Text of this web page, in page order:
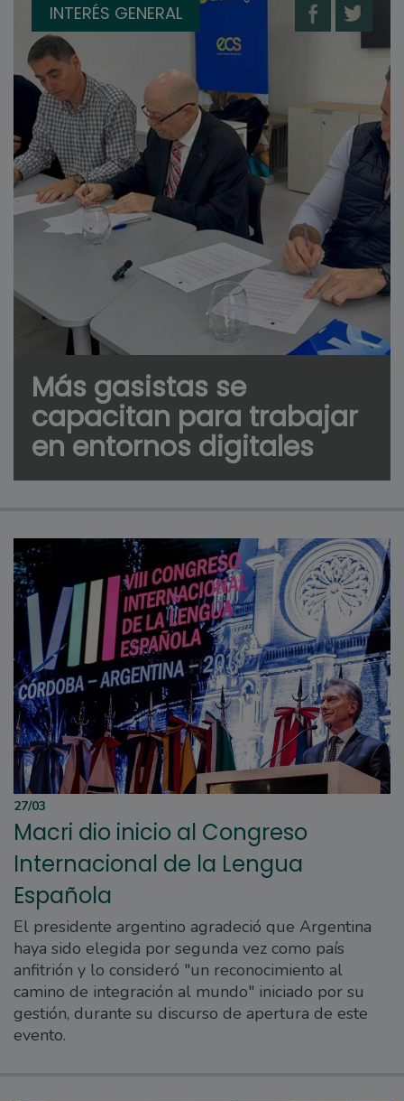
INTERÉS GENERAL
Más gasistas se
capacitan para trabajar
en entornos digitales
27/03
Macri dio inicio al Congreso
Internacional de la Lengua
Española
El presidente argentino agradeció que Argentina
haya sido elegida por segunda vez como país
anfitrión y lo consideró "un reconocimiento al
camino de integración al mundo" iniciado por su
gestión, durante su discurso de apertura de este
evento.